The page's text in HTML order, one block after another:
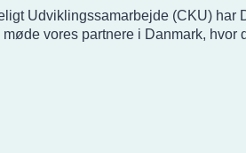
Udviklingssamarbejde (CKU)
vores partnere i Danmark,